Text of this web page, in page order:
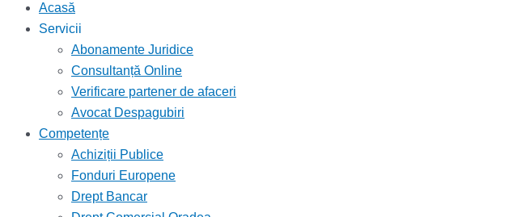
Acasă
Servicii
Abonamente Juridice
Consultanță Online
Verificare partener de afaceri
Avocat Despagubiri
Competențe
Achiziții Publice
Fonduri Europene
Drept Bancar